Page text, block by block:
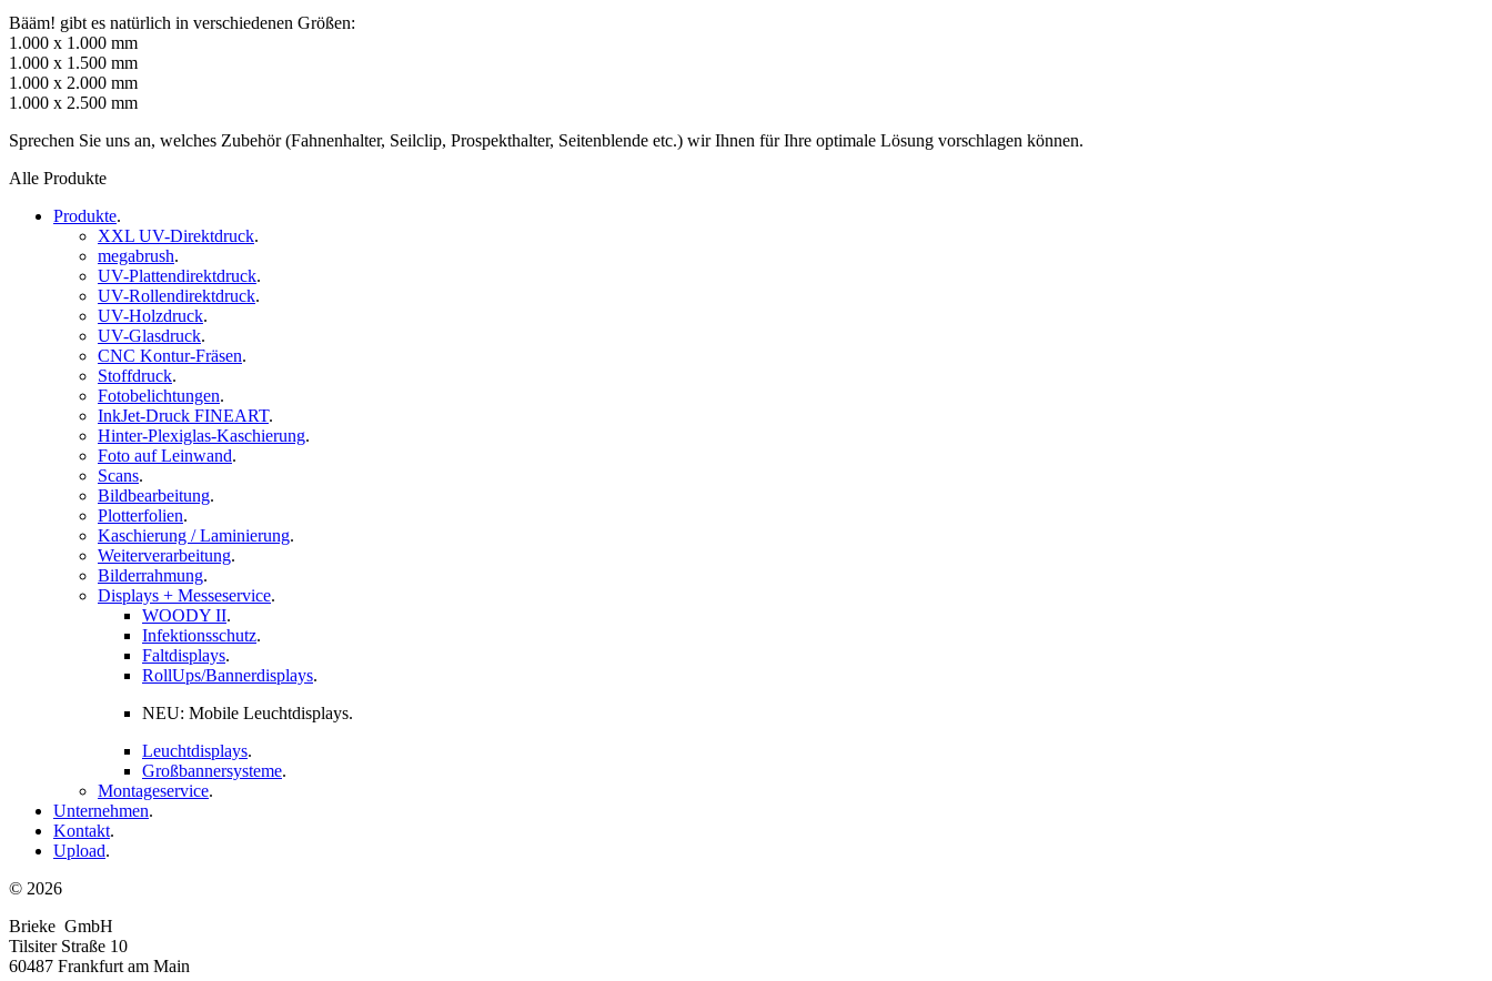
Bääm! gibt es natürlich in verschiedenen Größen:
1.000 x 1.000 mm
1.000 x 1.500 mm
1.000 x 2.000 mm
1.000 x 2.500 mm
Sprechen Sie uns an, welches Zubehör (Fahnenhalter, Seilclip, Prospekthalter, Seitenblende etc.) wir Ihnen für Ihre optimale Lösung vorschlagen können.
Alle Produkte
Produkte.
XXL UV-Direktdruck.
megabrush.
UV-Plattendirektdruck.
UV-Rollendirektdruck.
UV-Holzdruck.
UV-Glasdruck.
CNC Kontur-Fräsen.
Stoffdruck.
Fotobelichtungen.
InkJet-Druck FINEART.
Hinter-Plexiglas-Kaschierung.
Foto auf Leinwand.
Scans.
Bildbearbeitung.
Plotterfolien.
Kaschierung / Laminierung.
Weiterverarbeitung.
Bilderrahmung.
Displays + Messeservice.
WOODY II.
Infektionsschutz.
Faltdisplays.
RollUps/Bannerdisplays.
NEU: Mobile Leuchtdisplays.
Leuchtdisplays.
Großbannersysteme.
Montageservice.
Unternehmen.
Kontakt.
Upload.
© 2026
Brieke GmbH
Tilsiter Straße 10
60487 Frankfurt am Main